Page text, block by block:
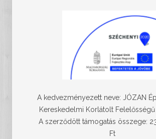
A kedvezményezett neve: JÓZAN
Kereskedelmi Korlátolt Felelősségű
A szerződött támogatás összege:
Ft